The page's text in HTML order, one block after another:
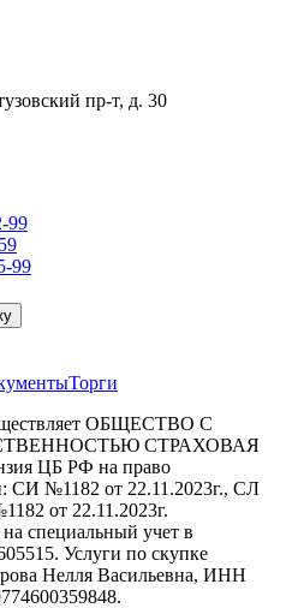
пр-т, д. 30
99
99
Торги
ОБЩЕСТВО С
СТРАХОВАЯ
ЦБ РФ на право
СИ №1182 от 22.11.2023г., СЛ
от 22.11.2023г.
специальный учет в
Услуги по скупке
Нелля Васильевна, ИНН